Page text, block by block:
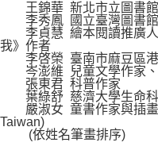
王錦華 新北市立圖書館
李秀鳳 國立臺灣圖書館
李貞慧 繪本閱讀推廣人
我》作者
李啓榮 臺南市麻豆區港
岑澎維 兒童文學作家、
張東君 科普作家
葉綠舒 慈濟大學生命科
嚴淑女 童書作家與插畫
Taiwan)
(依姓名筆畫排序)